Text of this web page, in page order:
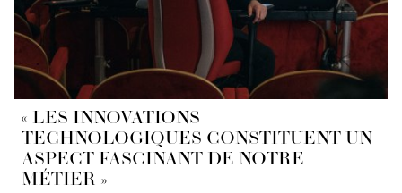
« LES INNOVATIONS
TECHNOLOGIQUES CONSTITUENT UN
ASPECT FASCINANT DE NOTRE
MÉTIER »